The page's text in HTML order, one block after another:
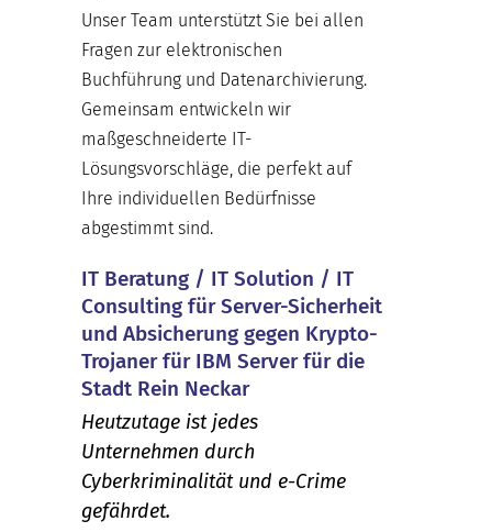
Unser Team unterstützt Sie bei allen
Fragen zur elektronischen
Buchführung und Datenarchivierung.
Gemeinsam entwickeln wir
maßgeschneiderte IT-
Lösungsvorschläge, die perfekt auf
Ihre individuellen Bedürfnisse
abgestimmt sind.
IT Beratung / IT Solution / IT
Consulting für Server-Sicherheit
und Absicherung gegen Krypto-
Trojaner für IBM Server für die
Stadt Rein Neckar
Heutzutage ist jedes
Unternehmen durch
Cyberkriminalität und e-Crime
gefährdet.